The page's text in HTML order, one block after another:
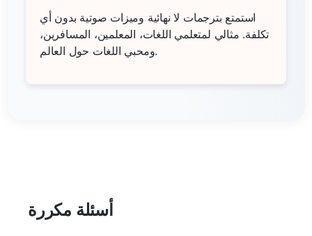
استمتع بترجمات لا نهائية وميزات صوتية بدون أي
تكلفة. مثالي لمتعلمي اللغات، المعلمين، المسافرين،
ومحبي اللغات حول العالم.
أسئلة مكررة